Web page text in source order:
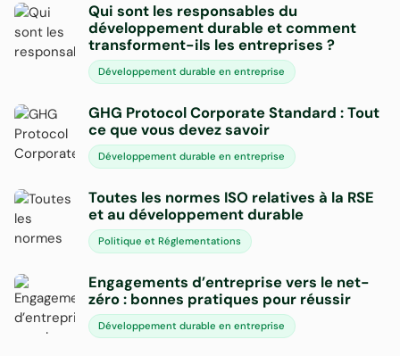
Qui sont les responsables du
développement durable et comment
transforment-ils les entreprises ?
Développement durable en entreprise
GHG Protocol Corporate Standard : Tout
ce que vous devez savoir
Développement durable en entreprise
Toutes les normes ISO relatives à la RSE
et au développement durable
Politique et Réglementations
Engagements d’entreprise vers le net-
zéro : bonnes pratiques pour réussir
Développement durable en entreprise